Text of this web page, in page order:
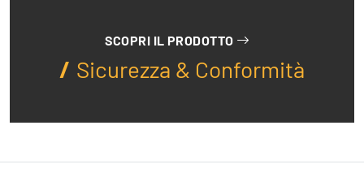
SCOPRI IL PRODOTTO
Sicurezza & Conformità